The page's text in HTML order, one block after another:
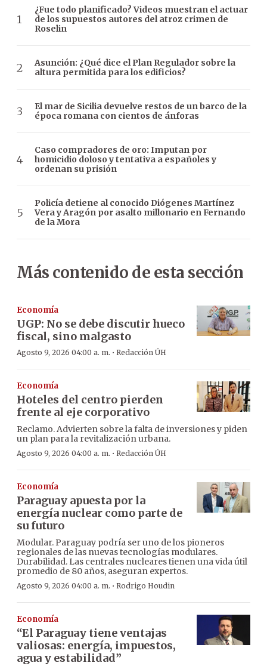
¿Fue todo planificado? Videos muestran el actuar
de los supuestos autores del atroz crimen de
Roselin
Asunción: ¿Qué dice el Plan Regulador sobre la
altura permitida para los edificios?
El mar de Sicilia devuelve restos de un barco de la
época romana con cientos de ánforas
Caso compradores de oro: Imputan por
homicidio doloso y tentativa a españoles y
ordenan su prisión
Policía detiene al conocido Diógenes Martínez
Vera y Aragón por asalto millonario en Fernando
de la Mora
Más contenido de esta sección
Economía
UGP: No se debe discutir hueco
fiscal, sino malgasto
Agosto 9, 2026 04:00 a. m. · Redacción ÚH
Economía
Hoteles del centro pierden
frente al eje corporativo
Reclamo. Advierten sobre la falta de inversiones y piden
un plan para la revitalización urbana.
Agosto 9, 2026 04:00 a. m. · Redacción ÚH
Economía
Paraguay apuesta por la
energía nuclear como parte de
su futuro
Modular. Paraguay podría ser uno de los pioneros
regionales de las nuevas tecnologías modulares.
Durabilidad. Las centrales nucleares tienen una vida útil
promedio de 80 años, aseguran expertos.
Agosto 9, 2026 04:00 a. m. · Rodrigo Houdin
Economía
“El Paraguay tiene ventajas
valiosas: energía, impuestos,
agua y estabilidad”